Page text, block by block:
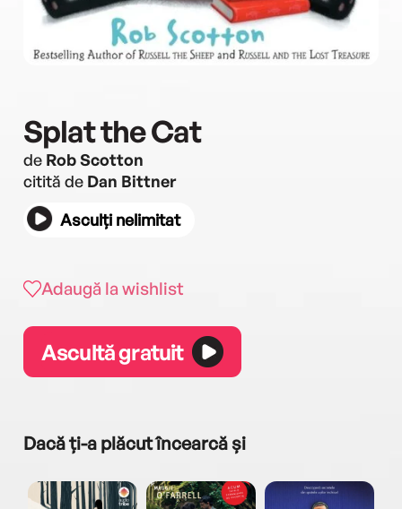
Splat the Cat
de Rob Scotton
citită de Dan Bittner
Asculți nelimitat
Adaugă la wishlist
Ascultă gratuit
Dacă ți-a plăcut încearcă și